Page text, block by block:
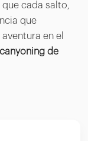
cada salto,
que
en el
canyoning de